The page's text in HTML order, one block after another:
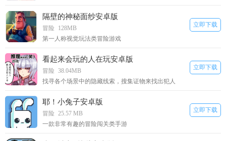
隔壁的神秘面纱安卓版
冒险
128MB
第一人称视觉玩法类冒险游戏
立即下载
看起来会玩的人在玩安卓版
冒险 38.04MB
找寻各个场景中的隐藏线索，搜集证物来找出犯人
立即下载
耶！小兔子安卓版
冒险 25.57 MB
一款非常有趣的冒险闯关类手游
立即下载